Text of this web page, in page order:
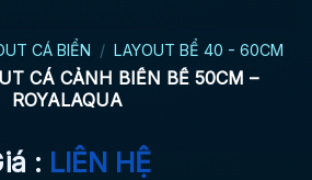
CÁ BIỂN / LAYOUT BỂ 40 - 60CM
CÁ CẢNH BIỂN BỂ 50CM –
ROYALAQUA
: LIÊN HỆ